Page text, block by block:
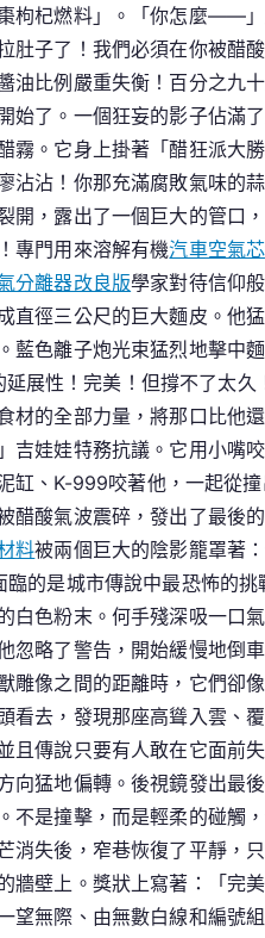
桌
嘗
新
鮮
枸杞燃料」。「你怎麼——
子了！我們必須在你被醋
比例嚴重失衡！百分之
了。一個狂妄的影子佔
。它身上掛著「醋狂派大
沾！你那充滿腐敗氣味的
開，露出了一個巨大的管
專門用來溶解有機汽車空氣芯
分離器改良版學家對待信仰
直徑三公尺的巨大麵皮。他
藍色離子炮光束猛烈地擊
展性！完美！但撐不了太
材的全部力量，將那口比
娃娃特務抗議。它用小
缸、K-999咬著他，一起從
酸氣波震碎，發出了最後
料被兩個巨大的陰影籠罩著
的是城市傳說中最恐怖的
色粉末。何手殘深吸一口
忽略了警告，開始緩慢地
像之間的距離時，它們卻
去，發現那座高聳入雲
且傳說只要有人敢在它面
向猛地偏轉。後視鏡發出最
不是撞擊，而是輕柔的碰
失後，窄巷恢復了平靜，
牆壁上。獎狀上寫著：「
望無際、由無數白線和編